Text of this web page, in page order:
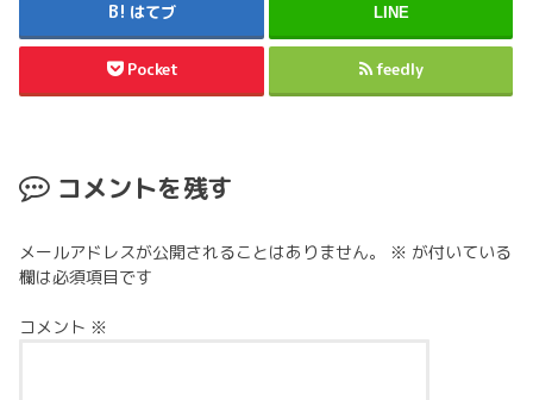
はてブ LINE
Pocket feedly
コメントを残す
メールアドレスが公開されることはありません。 ※ が付いている
欄は必須項目です
コメント ※